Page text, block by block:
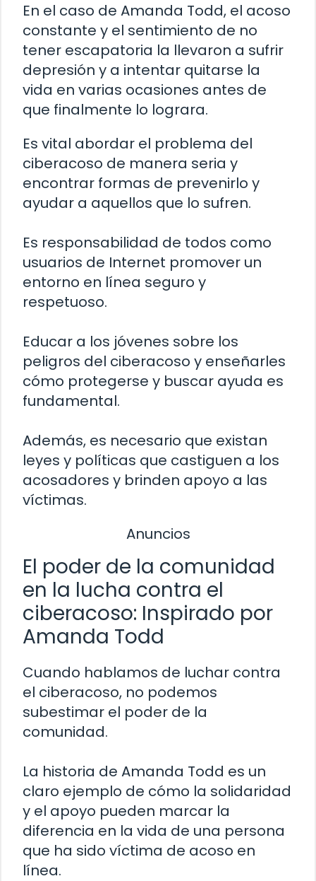
En el caso de Amanda Todd, el acoso
constante y el sentimiento de no
tener escapatoria la llevaron a sufrir
depresión y a intentar quitarse la
vida en varias ocasiones antes de
que finalmente lo lograra.
Es vital abordar el problema del
ciberacoso de manera seria y
encontrar formas de prevenirlo y
ayudar a aquellos que lo sufren.
Es responsabilidad de todos como
usuarios de Internet promover un
entorno en línea seguro y
respetuoso.
Educar a los jóvenes sobre los
peligros del ciberacoso y enseñarles
cómo protegerse y buscar ayuda es
fundamental.
Además, es necesario que existan
leyes y políticas que castiguen a los
acosadores y brinden apoyo a las
víctimas.
Anuncios
El poder de la comunidad
en la lucha contra el
ciberacoso: Inspirado por
Amanda Todd
Cuando hablamos de luchar contra
el ciberacoso, no podemos
subestimar el poder de la
comunidad.
La historia de Amanda Todd es un
claro ejemplo de cómo la solidaridad
y el apoyo pueden marcar la
diferencia en la vida de una persona
que ha sido víctima de acoso en
línea.